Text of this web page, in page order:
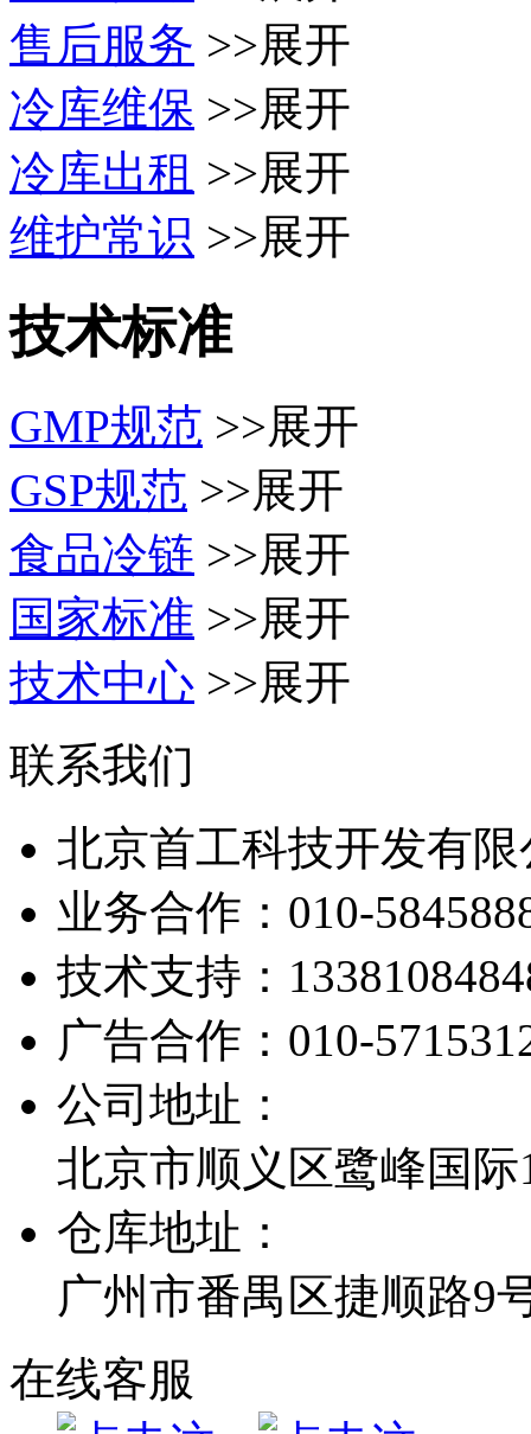
售后服务 >>展开
冷库维保 >>展开
冷库出租 >>展开
维护常识 >>展开
技术标准
GMP规范 >>展开
GSP规范 >>展开
食品冷链 >>展开
国家标准 >>展开
技术中心 >>展开
联系我们
北京首工科技开发有限
业务合作： 010-
技术支持：
广告合作： 010-
公司地址：
北京市顺义区鹭峰国际
仓库地址：
广州市番禺区捷顺路9
在线客服